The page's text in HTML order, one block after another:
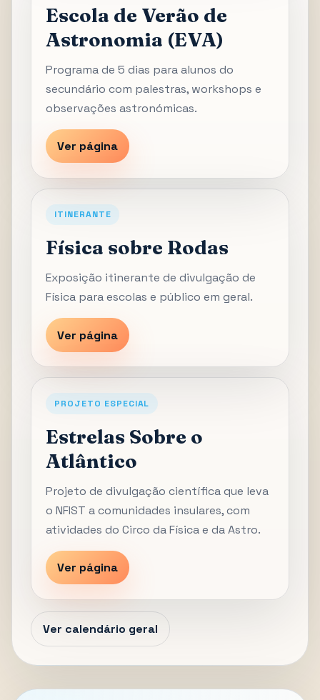
Escola de Verão de
Astronomia (EVA)
Programa de 5 dias para alunos do
secundário com palestras, workshops e
observações astronómicas.
Ver página
ITINERANTE
Física sobre Rodas
Exposição itinerante de divulgação de
Física para escolas e público em geral.
Ver página
PROJETO ESPECIAL
Estrelas Sobre o
Atlântico
Projeto de divulgação científica que leva
o NFIST a comunidades insulares, com
atividades do Circo da Física e da Astro.
Ver página
Ver calendário geral